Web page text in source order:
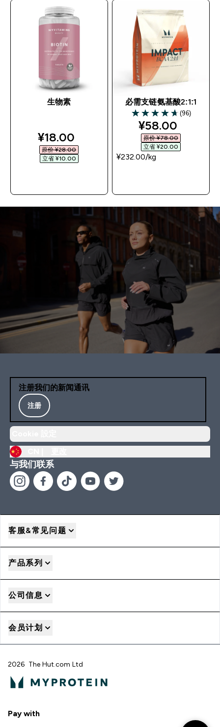
生物素
discounted price
¥18.00‎
原价 ¥28.00‎
立省 ¥10.00‎
必需支链氨基酸2:1:1
4.66 out of 5 stars
(96)
discounted
¥58.00‎
原价 ¥78.00‎
立省 ¥20.00‎
¥232.00‎/kg
注册我们的新闻通讯
注册
与我们联系
客服&常见问题
产品系列
公司信息
会员计划
2026 The Hut.com Ltd
Pay with